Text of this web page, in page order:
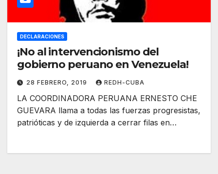
DECLARACIONES
¡No al intervencionismo del
gobierno peruano en Venezuela!
28 FEBRERO, 2019 REDH-CUBA
LA COORDINADORA PERUANA ERNESTO CHE
GUEVARA llama a todas las fuerzas progresistas,
patrióticas y de izquierda a cerrar filas en…